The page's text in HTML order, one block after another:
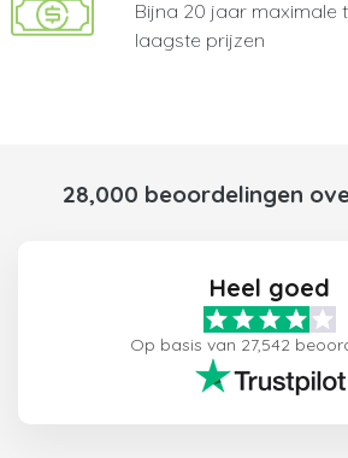
Bijna 20 jaar maximale
laagste prijzen
28,000 beoordelingen
Heel goed
Op basis van 27,542